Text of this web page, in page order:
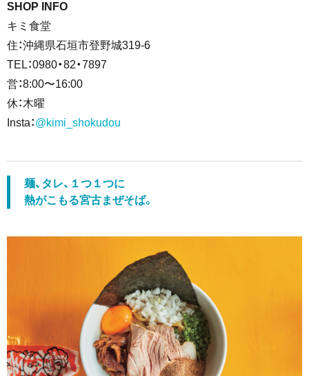
SHOP INFO
キミ食堂
住：沖縄県石垣市登野城319-6
TEL：0980・82・7897
営：8:00〜16:00
休：木曜
Insta：@kimi_shokudou
麺、タレ、１つ１つに
熱がこもる宮古まぜそば。